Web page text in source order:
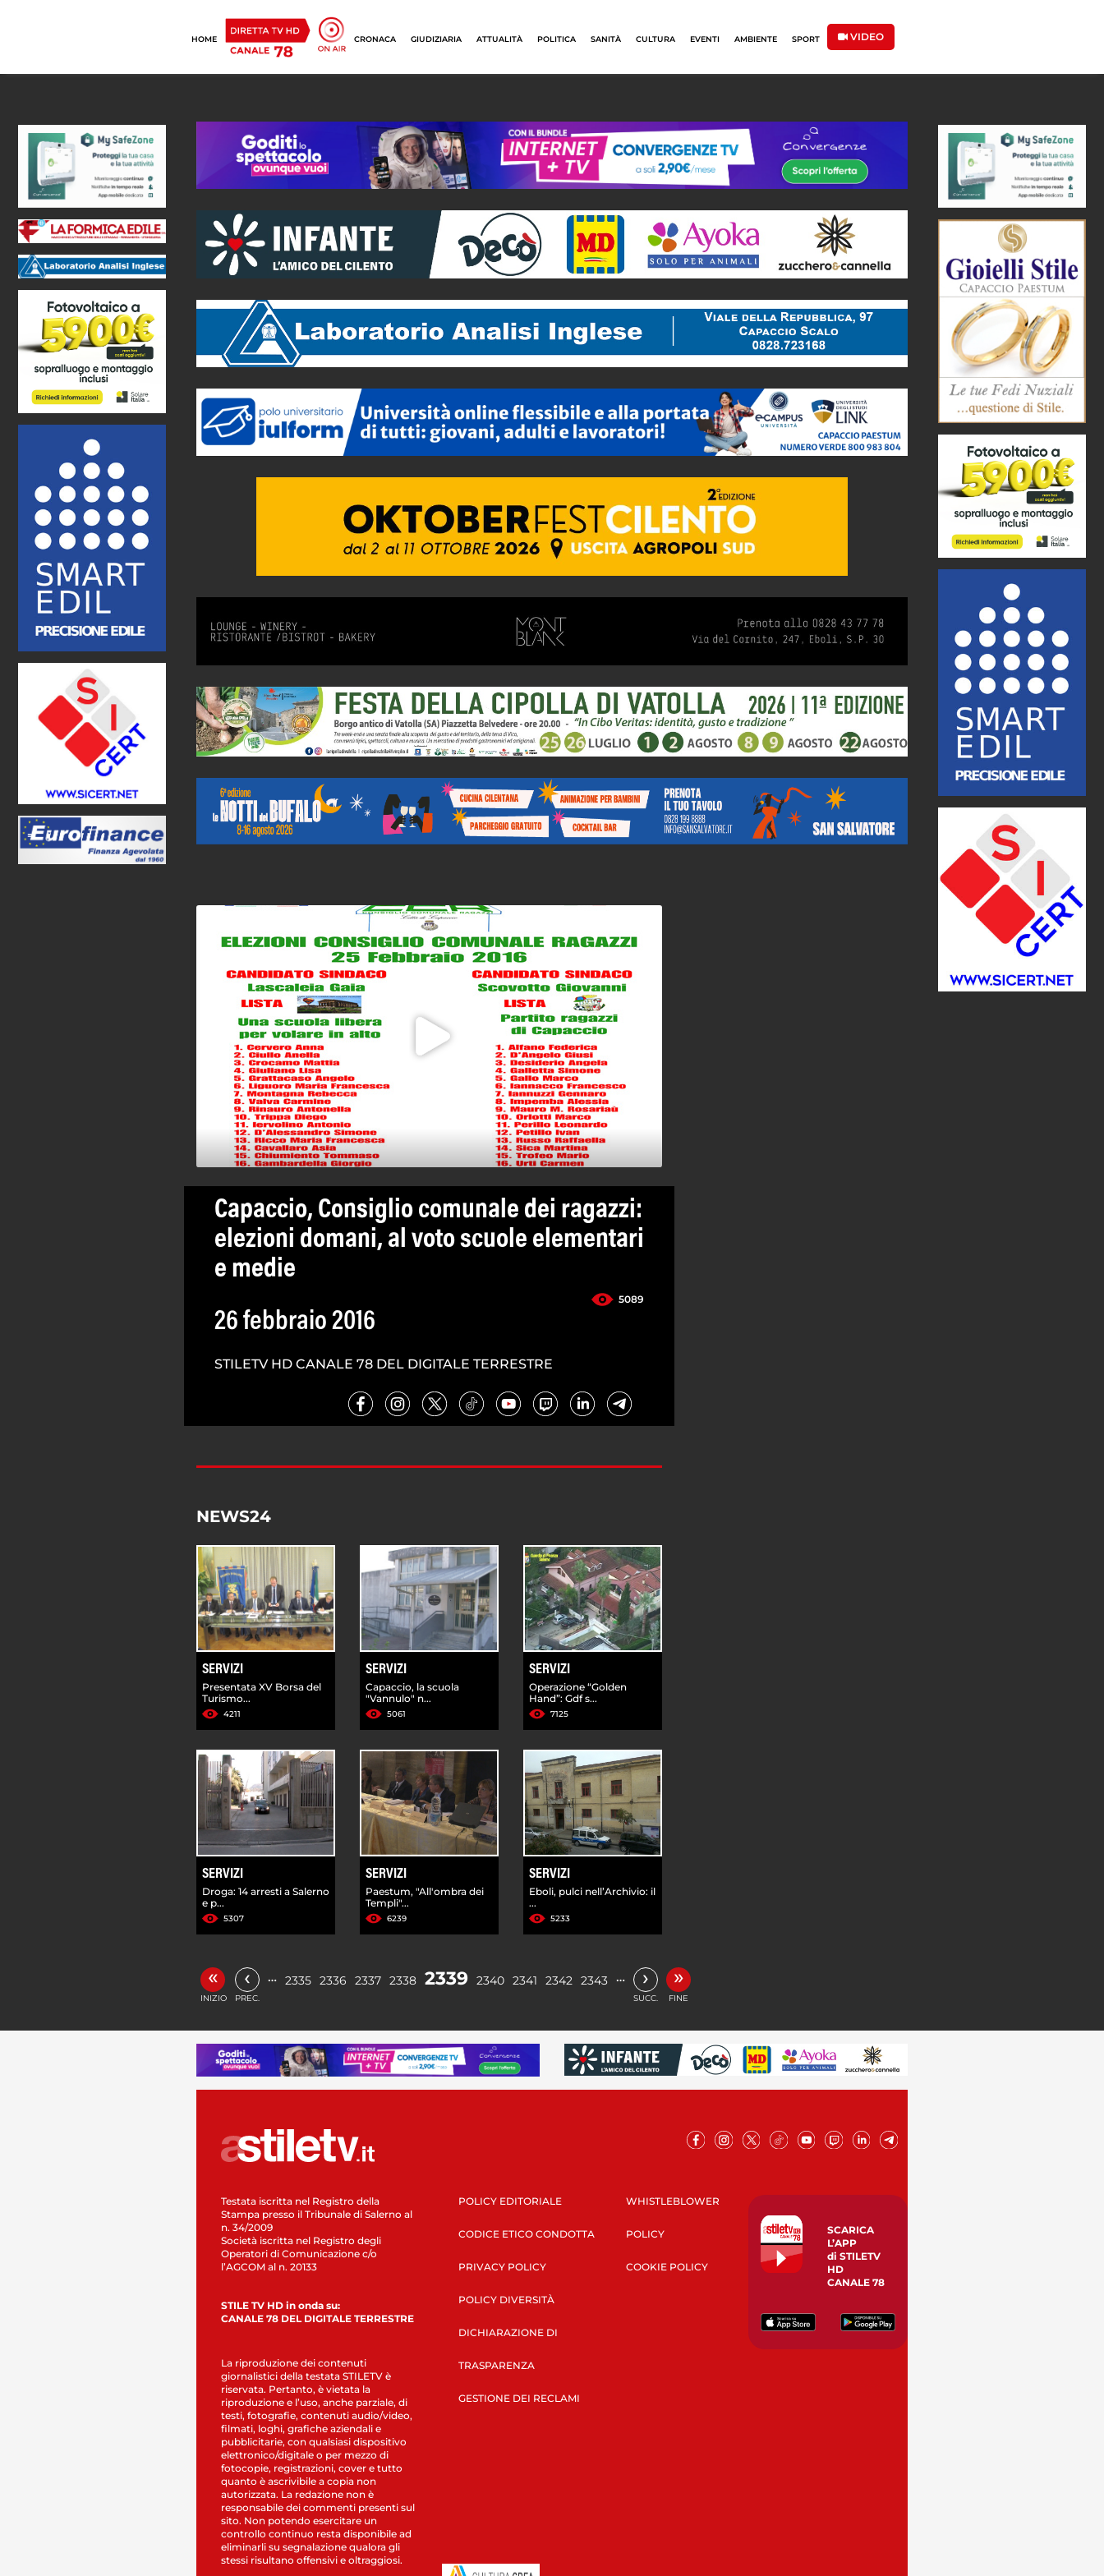
HOME CRONACA GIUDIZIARIA ATTUALITÀ POLITICA SANITÀ CULTURA EVENTI AMBIENTE SPORT VIDEO
Capaccio, Consiglio comunale dei ragazzi:
elezioni domani, al voto scuole elementari
e medie
5089
26 febbraio 2016
STILETV HD CANALE 78 DEL DIGITALE TERRESTRE
NEWS24
SERVIZI
Presentata XV Borsa del
Turismo...
4211
SERVIZI
Capaccio, la scuola
"Vannulo" n...
5061
SERVIZI
Operazione “Golden
Hand”: Gdf s...
7125
SERVIZI
Droga: 14 arresti a Salerno
e p...
5307
SERVIZI
Paestum, "All'ombra dei
Templi"...
6239
SERVIZI
Eboli, pulci nell’Archivio: il
...
5233
«
INIZIO
‹
PREC.
… 2335 2336 2337 2338 2339 2340 2341 2342 2343 … ›
SUCC.
»
FINE
Testata iscritta nel Registro della
Stampa presso il Tribunale di Salerno al
n. 34/2009
Società iscritta nel Registro degli
Operatori di Comunicazione c/o
l’AGCOM al n. 20133
STILE TV HD in onda su:
CANALE 78 DEL DIGITALE TERRESTRE
La riproduzione dei contenuti
giornalistici della testata STILETV è
riservata. Pertanto, è vietata la
riproduzione e l’uso, anche parziale, di
testi, fotografie, contenuti audio/video,
filmati, loghi, grafiche aziendali e
pubblicitarie, con qualsiasi dispositivo
elettronico/digitale o per mezzo di
fotocopie, registrazioni, cover e tutto
quanto è ascrivibile a copia non
autorizzata. La redazione non è
responsabile dei commenti presenti sul
sito. Non potendo esercitare un
controllo continuo resta disponibile ad
eliminarli su segnalazione qualora gli
stessi risultano offensivi e oltraggiosi.
POLICY EDITORIALE
CODICE ETICO CONDOTTA
PRIVACY POLICY
POLICY DIVERSITÀ
DICHIARAZIONE DI
TRASPARENZA
GESTIONE DEI RECLAMI
WHISTLEBLOWER
POLICY
COOKIE POLICY
SCARICA
L’APP
di STILETV
HD
CANALE 78